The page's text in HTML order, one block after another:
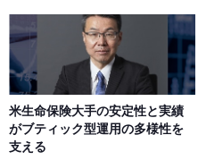
米生命保険大手の安定性と実績
がブティック型運用の多様性を
支える